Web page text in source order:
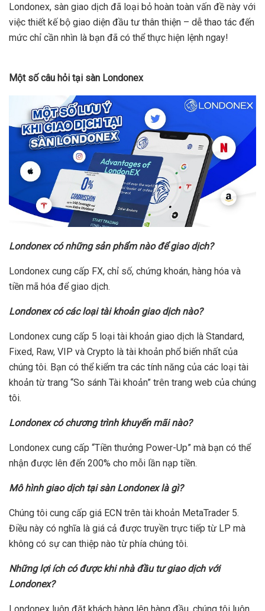
Londonex, sàn giao dịch đã loại bỏ hoàn toàn vấn đề này với
việc thiết kế bộ giao diện đầu tư thân thiện – dễ thao tác đến
mức chỉ cần nhìn là bạn đã có thể thực hiện lệnh ngay!
Một số câu hỏi tại sàn Londonex
Londonex có những sản phẩm nào để giao dịch?
Londonex cung cấp FX, chỉ số, chứng khoán, hàng hóa và
tiền mã hóa để giao dịch.
Londonex có các loại tài khoản giao dịch nào?
Londonex cung cấp 5 loại tài khoản giao dịch là Standard,
Fixed, Raw, VIP và Crypto là tài khoản phổ biến nhất của
chúng tôi. Bạn có thể kiểm tra các tính năng của các loại tài
khoản từ trang “So sánh Tài khoản” trên trang web của chúng
tôi.
Londonex có chương trình khuyến mãi nào?
Londonex cung cấp “Tiền thưởng Power-Up” mà bạn có thể
nhận được lên đến 200% cho mỗi lần nạp tiền.
Mô hình giao dịch tại sàn Londonex là gì?
Chúng tôi cung cấp giá ECN trên tài khoản MetaTrader 5.
Điều này có nghĩa là giá cả được truyền trực tiếp từ LP mà
không có sự can thiệp nào từ phía chúng tôi.
Những lợi ích có được khi nhà đầu tư giao dịch với
Londonex?